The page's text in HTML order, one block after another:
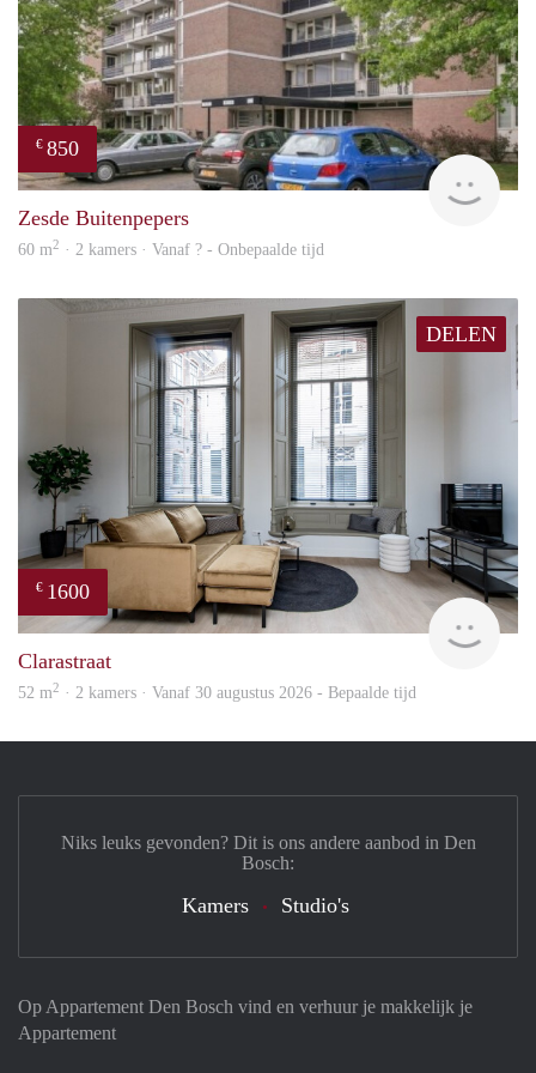
€ 850
rent
Zesde Buitenpepers
60 m2 · 2 kamers · Vanaf ? - Onbepaalde tijd
DELEN
€ 1600
Next
Clarastraat
52 m2 · 2 kamers · Vanaf 30 augustus 2026 - Bepaalde tijd
Op Appartement Den Bosch vind en verhuur je makkelijk je
Appartement
Niks leuks gevonden? Dit is ons andere aanbod in Den
Bosch:
Kamers Studio's